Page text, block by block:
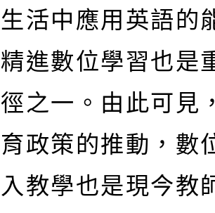
生活中應用英語的
精進數位學習也是
徑之一。由此可見
育政策的推動，數
入教學也是現今教